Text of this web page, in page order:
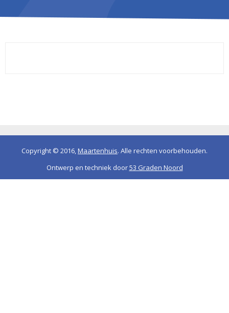
Copyright © 2016,Maartenhuis. Alle rechten voorbehouden.
Ontwerp en techniek door53 Graden Noord